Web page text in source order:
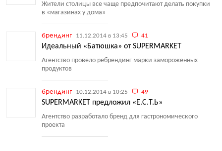
Жители столицы все чаще предпочитают делать покупки
в «магазинах у дома»
брендинг 11.12.2014 в 13:45 41
Идеальный «Батюшка» от SUPERMARKET
Агентство провело ребрендинг марки замороженных
продуктов
брендинг 10.12.2014 в 10:25 49
SUPERMARKET предложил «Е.С.Т.Ь»
Агентство разработало бренд для гастрономического
проекта